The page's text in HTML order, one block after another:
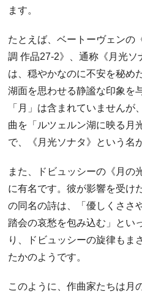
ます。
たとえば、ベートーヴェンの
調 作品27-2》、通称《月光
は、穏やかなのに不安を秘め
湖面を思わせる静謐な印象を
「月」は含まれていません
曲を「ルツェルン湖に映る月
で、《月光ソナタ》という名
また、ドビュッシーの《月の
に有名です。彼が影響を受け
の同名の詩は、「優しくささ
踏会の哀愁を包み込む」とい
り、ドビュッシーの旋律もま
たかのようです。
このように、作曲家たちは月